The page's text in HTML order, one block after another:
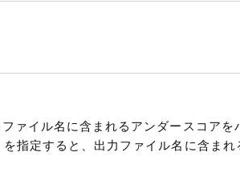
default=""$>
ァイル名に含まれるアンダースコアを
を指定すると、出力ファイル名に含まれ